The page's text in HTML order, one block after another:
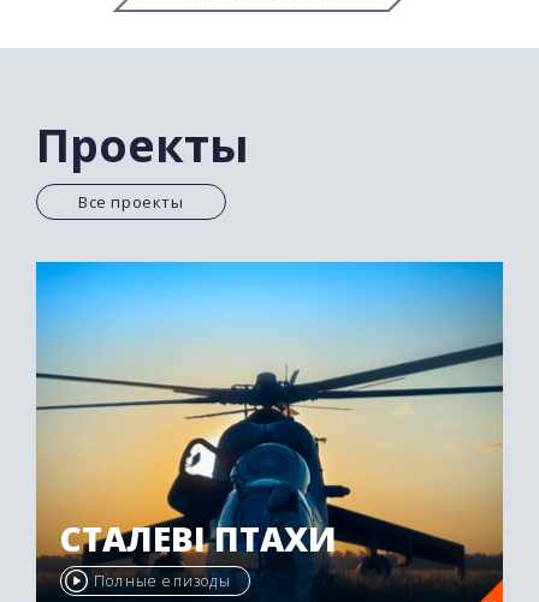
Проекты
Все проекты
СТАЛЕВІ ПТАХИ
Полные епизоды